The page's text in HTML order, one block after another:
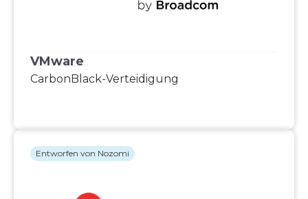
VMware
CarbonBlack-Verteidigung
Entworfen von Nozomi